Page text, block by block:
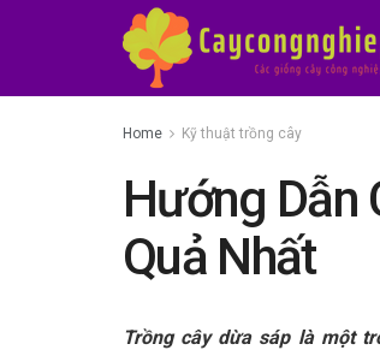
Home Kỹ thuật trồng cây
Hướng Dẫn
Quả Nhất
Trồng cây dừa sáp là một